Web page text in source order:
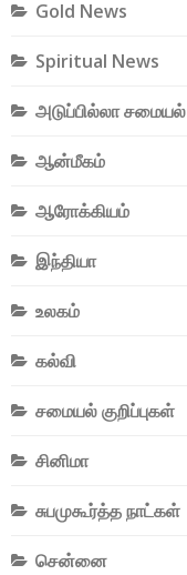
Gold News
Spiritual News
அடுப்பில்லா சமையல்
ஆன்மீகம்
ஆரோக்கியம்
இந்தியா
உலகம்
கல்வி
சமையல் குறிப்புகள்
சினிமா
சுபமுகூர்த்த நாட்கள்
சென்னை